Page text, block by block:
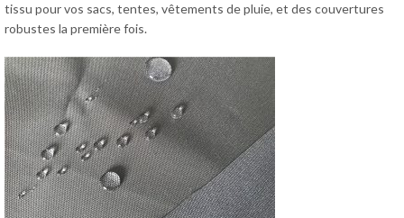
tissu pour vos sacs, tentes, vêtements de pluie, et des couvertures
robustes la première fois.